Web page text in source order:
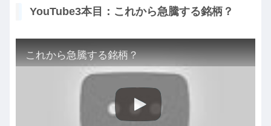
YouTube3本目：これから急騰する銘柄？
これから急騰する銘柄？